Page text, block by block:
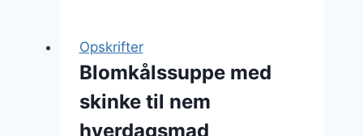
eksotisk
smag
Opskrifter
Blomkålssuppe med
skinke til nem
hverdagsmad